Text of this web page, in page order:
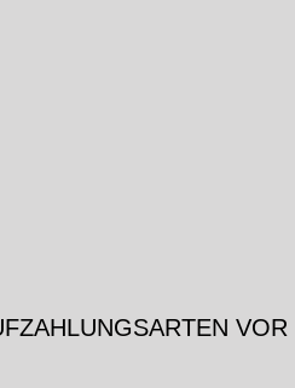
ZAHLUNGSARTEN VOR